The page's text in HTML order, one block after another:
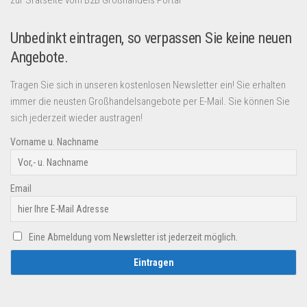
Unbedinkt eintragen, so verpassen Sie keine neuen
Angebote.
Tragen Sie sich in unseren kostenlosen Newsletter ein! Sie erhalten
immer die neusten Großhandelsangebote per E-Mail. Sie können Sie
sich jederzeit wieder austragen!
Vorname u. Nachname
Email
Eine Abmeldung vom Newsletter ist jederzeit möglich.